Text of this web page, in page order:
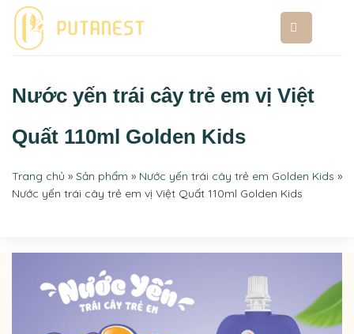
Bỏ
Nước yến trái cây trẻ em vị Việt
Quất 110ml Golden Kids
Trang chủ » Sản phẩm » Nước yến trái cây trẻ em Golden Kids »
Nước yến trái cây trẻ em vị Việt Quất 110ml Golden Kids